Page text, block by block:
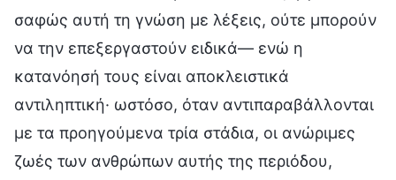
σαφώς αυτή τη γνώση με λέξεις, ούτε μπορούν
να την επεξεργαστούν ειδικά— ενώ η
κατανόησή τους είναι αποκλειστικά
αντιληπτική· ωστόσο, όταν αντιπαραβάλλονται
με τα προηγούμενα τρία στάδια, οι ανώριμες
ζωές των ανθρώπων αυτής της περιόδου,